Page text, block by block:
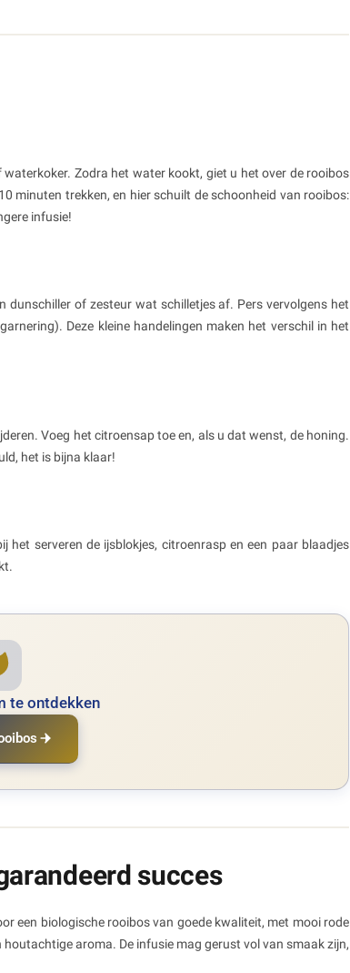
Zodra het water kookt, giet u het over de rooibos
minuten trekken, en hier schuilt de schoonheid van rooibos:
infusie!
dunschiller of zesteur wat schilletjes af. Pers vervolgens het
Deze kleine handelingen maken het verschil in het
Voeg het citroensap toe en, als u dat wenst, de honing.
het is bijna klaar!
serveren de ijsblokjes, citroenrasp en een paar blaadjes
te ontdekken
succes
een biologische rooibos van goede kwaliteit, met mooi rode
aroma. De infusie mag gerust vol van smaak zijn,